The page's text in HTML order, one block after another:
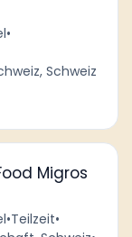
•
Schweiz
Migros
•Teilzeit•